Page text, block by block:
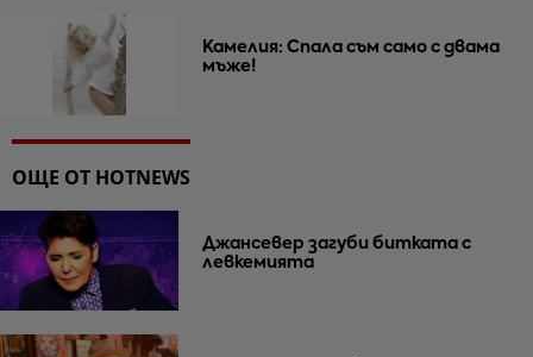
Камелия: Спала съм само с двама
мъже!
ОЩЕ ОТ HOTNEWS
Джансевер загуби битката с
левкемията